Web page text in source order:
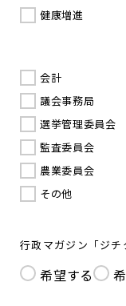
健康増進
会計
議会事務局
選挙管理委員会
監査委員会
農業委員会
その他
行政マガジン「ジ
希望する